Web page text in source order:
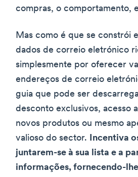
compras, o comportamento,
Mas como é que se constrói
dados de correio eletrónico
simplesmente por oferecer
endereços de correio
guia que pode ser
desconto exclusivos, acesso
novos produtos ou mesmo
valioso do sector. Incentiva
juntarem-se à sua lista e a
informações, fornecendo-